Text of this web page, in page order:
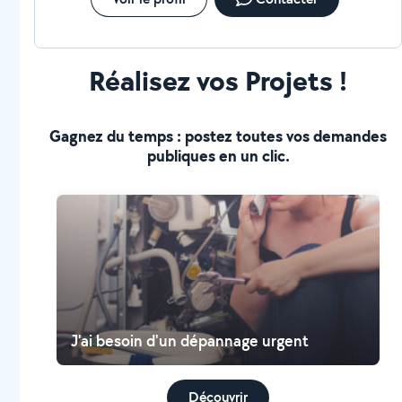
Réalisez vos Projets !
Gagnez du temps : postez toutes vos demandes
publiques en un clic.
J'ai besoin d'un dépannage urgent
Découvrir